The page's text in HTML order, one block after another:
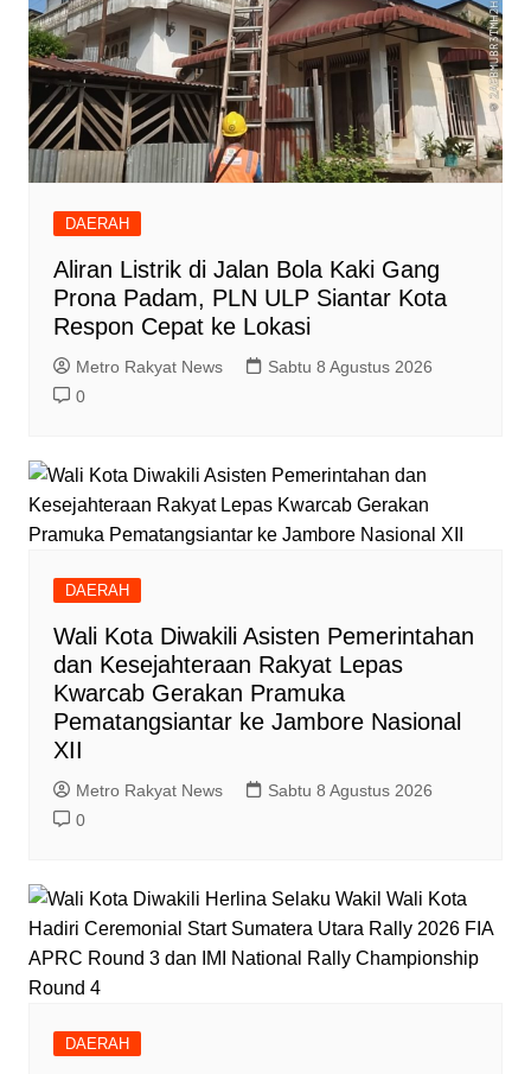
DAERAH
Aliran Listrik di Jalan Bola Kaki Gang
Prona Padam, PLN ULP Siantar Kota
Respon Cepat ke Lokasi
Metro Rakyat News
Sabtu 8 Agustus 2026
0
DAERAH
Wali Kota Diwakili Asisten Pemerintahan
dan Kesejahteraan Rakyat Lepas
Kwarcab Gerakan Pramuka
Pematangsiantar ke Jambore Nasional
XII
Metro Rakyat News
Sabtu 8 Agustus 2026
0
DAERAH